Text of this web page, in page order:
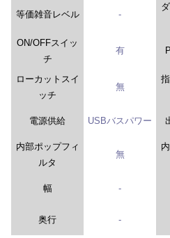
等価雑音レベル -
ON/OFFスイッ
チ
有
ローカットスイ
ッチ
無
電源供給 USBバスパワー
内部ポップフィ
ルタ
無
幅 -
奥行 -